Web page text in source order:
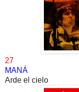
27
MANÁ
Arde el cielo